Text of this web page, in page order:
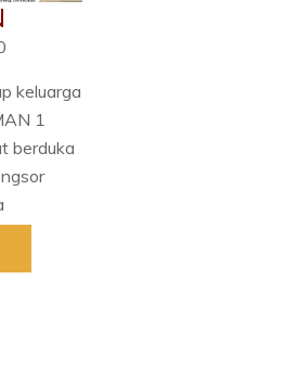
keluarga
1
berduka